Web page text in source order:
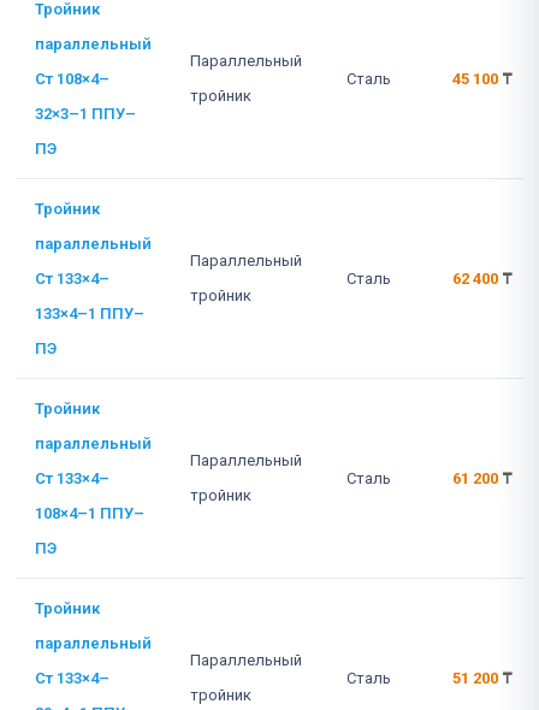
Тройник
параллельный
Ст 108×4–
32×3–1 ППУ–
ПЭ
Параллельный
тройник
Сталь 45 100 ₸
Тройник
параллельный
Ст 133×4–
133×4–1 ППУ–
ПЭ
Параллельный
тройник
Сталь 62 400 ₸
Тройник
параллельный
Ст 133×4–
108×4–1 ППУ–
ПЭ
Параллельный
тройник
Сталь 61 200 ₸
Тройник
параллельный
Ст 133×4–
Параллельный
тройник
Сталь 51 200 ₸